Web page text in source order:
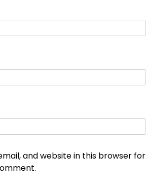
and website in this browser for